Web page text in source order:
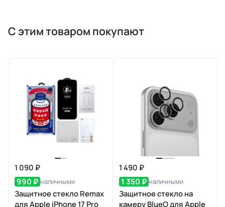
С этим товаром покупают
1 090 ₽
990 ₽ наличными
Защитное стекло Remax
для Apple iPhone 17 Pro
1 490 ₽
1 350 ₽ наличными
Защитное стекло на
камеру BlueO для Apple